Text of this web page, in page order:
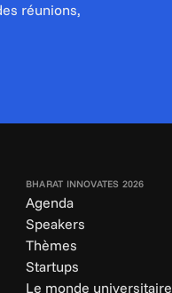
réunions,
BHARAT INNOVATES 2026
Agenda
Speakers
Thèmes
Startups
Le monde universitaire